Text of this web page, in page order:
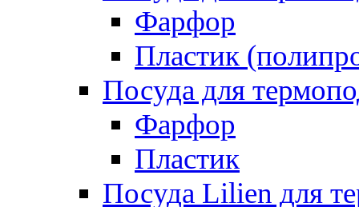
Фарфор
Пластик
Посуда для
Фарфор
Пластик
Посуда Lilien для